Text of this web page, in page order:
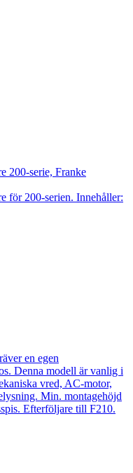
200-serie, Franke
för 200-serien. Innehåller:
en egen
Denna modell är vanlig i
vred, AC-motor,
Min. montagehöjd
Efterföljare till F210.